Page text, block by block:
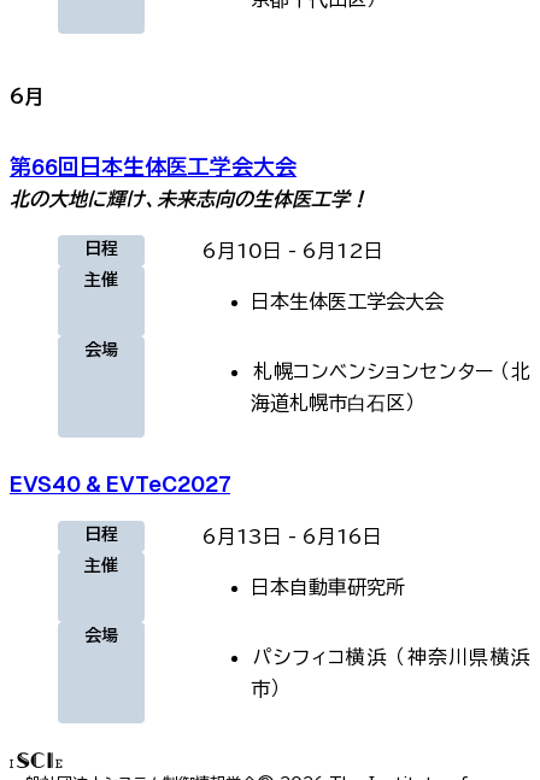
6月
第66回日本生体医工学会大会
北の大地に輝け、未来志向の生体医工学！
日程 6月10日 - 6月12日
主催
日本生体医工学会大会
会場
札幌コンベンションセンター （北
海道札幌市⽩⽯区 ）
EVS40 & EVTeC2027
日程 6月13日 - 6月16日
主催
日本自動車研究所
会場
パシフィコ横浜 （ 神奈川県横浜
市）
ISCIE